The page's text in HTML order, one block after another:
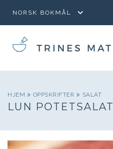
HJEM OPPSKRIFTER SALAT
LUN POTETSALAT